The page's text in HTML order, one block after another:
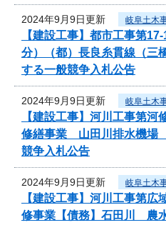
2024年9月9日更新 岐阜土木
【建設工事】都市工事第
分）（都）長良糸貫線（三
する一般競争入札公告
2024年9月9日更新 岐阜土木
【建設工事】河川工事第
修繕事業 山田川排水機場
競争入札公告
2024年9月9日更新 岐阜土木
【建設工事】河川工事第
修事業【債務】石田川 農